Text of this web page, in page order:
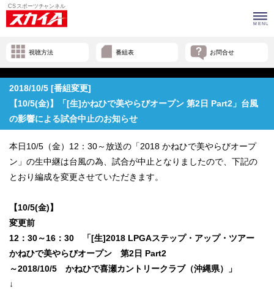
視聴方法 番組表 お問合せ
2018/10/5 [番組変更]
【10/5(金)】「[生]かねひで美やらびオープン 第2日 Part2」台風
の影響による試合中止のお知らせ
本日10/5（金）12：30～放送の「2018 かねひで美やらびオープ
ン」の生中継は台風の為、試合が中止となりましたので、下記の
とおり編成を変更させていただきます。
【10/5(金)】
変更前
12：30～16：30 「[生]2018 LPGAステップ・アップ・ツアー
かねひで美やらびオープン 第2日 Part2
～2018/10/5 かねひで喜瀬カントリークラブ（沖縄県）」
↓